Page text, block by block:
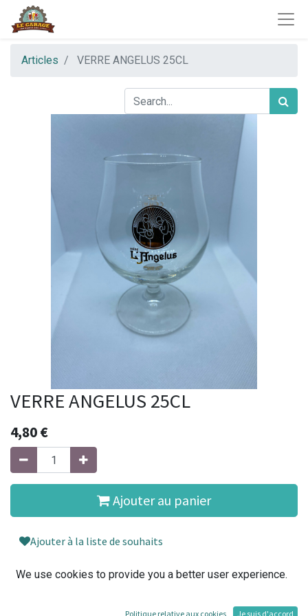
Articles VERRE ANGELUS 25CL
VERRE ANGELUS 25CL
4,80€
Ajouter au panier
Ajouter à la liste de souhaits
Conditions générales
We use cookies to provide you a better user experience.
Politique relative aux cookies Je suis d'accord